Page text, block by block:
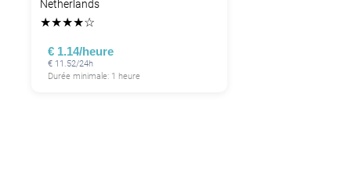
Netherlands
★★★★☆
€ 1.14/heure
€ 11.52/24h
Durée minimale: 1 heure